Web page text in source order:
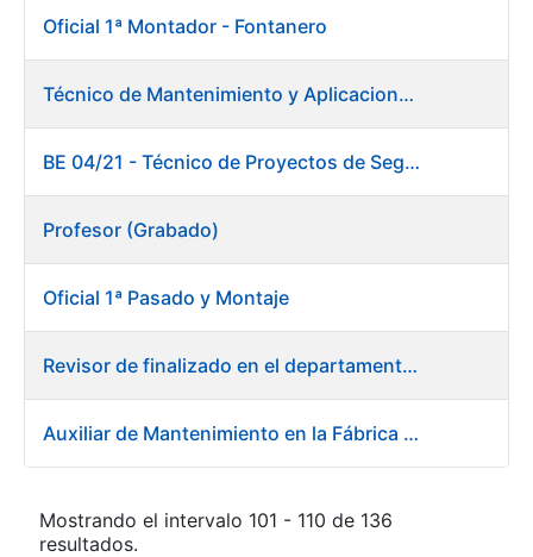
Oficial 1ª Montador - Fontanero
Técnico de Mantenimiento y Aplicaciones Industriales
BE 04/21 - Técnico de Proyectos de Seguridad
Profesor (Grabado)
Oficial 1ª Pasado y Montaje
Revisor de finalizado en el departamento Fábrica de Papel - Burgos
Auxiliar de Mantenimiento en la Fábrica de Papel de Burgos
Mostrando el intervalo 101 - 110 de 136
resultados.